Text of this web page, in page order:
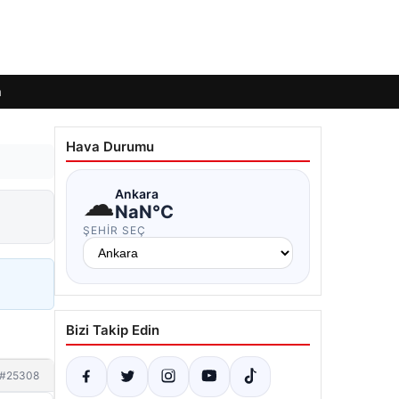
#25308
Hava Durumu
☁Ankara
NaN°C
ŞEHIR SEÇ
Bizi Takip Edin